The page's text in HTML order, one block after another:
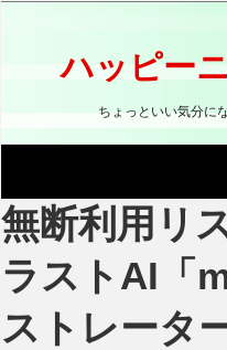
ス
ッ
プ
ハッピー
ちょっといい気分に
無断利用リ
ラストAI「
ストレータ